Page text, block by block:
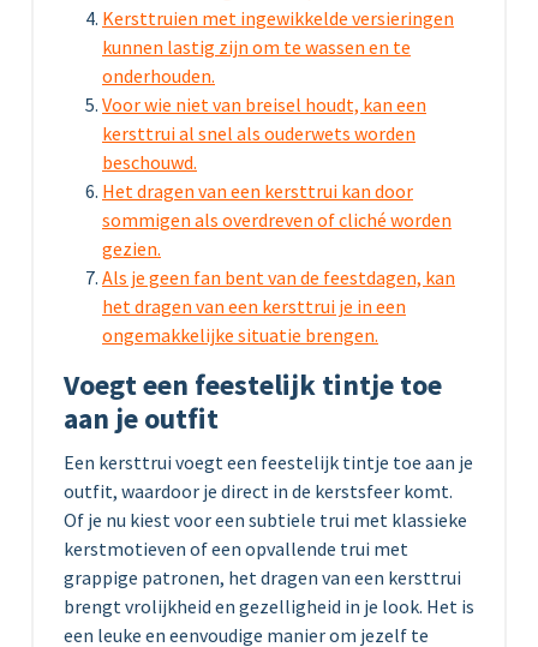
Kersttruien met ingewikkelde versieringen
kunnen lastig zijn om te wassen en te
onderhouden.
Voor wie niet van breisel houdt, kan een
kersttrui al snel als ouderwets worden
beschouwd.
Het dragen van een kersttrui kan door
sommigen als overdreven of cliché worden
gezien.
Als je geen fan bent van de feestdagen, kan
het dragen van een kersttrui je in een
ongemakkelijke situatie brengen.
Voegt een feestelijk tintje toe
aan je outfit
Een kersttrui voegt een feestelijk tintje toe aan je
outfit, waardoor je direct in de kerstsfeer komt.
Of je nu kiest voor een subtiele trui met klassieke
kerstmotieven of een opvallende trui met
grappige patronen, het dragen van een kersttrui
brengt vrolijkheid en gezelligheid in je look. Het is
een leuke en eenvoudige manier om jezelf te